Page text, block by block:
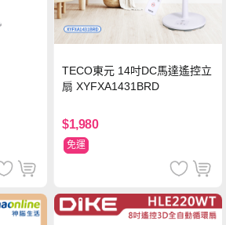
TECO東元 14吋DC馬達遙控立
扇 XYFXA1431BRD
$1,980
免運